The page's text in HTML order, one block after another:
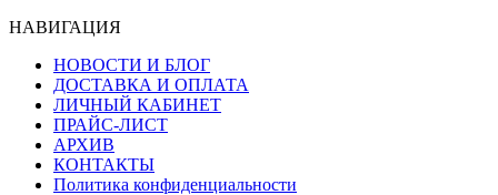
НАВИГАЦИЯ
НОВОСТИ И БЛОГ
ДОСТАВКА И ОПЛАТА
ЛИЧНЫЙ КАБИНЕТ
ПРАЙС-ЛИСТ
АРХИВ
КОНТАКТЫ
Политика конфиденциальности